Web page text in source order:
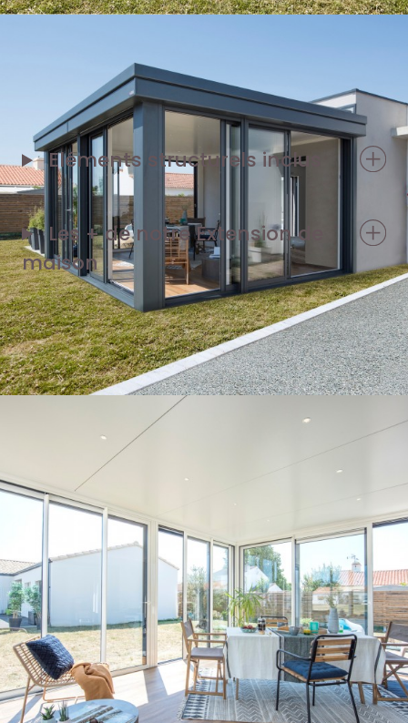
1 façade de 5,90 m
2 pignons de 3,80 m
Eléments structurels inclus
Les + de notreExtension de
maison
*Exemple de prix en € TTC livré et posé, correspondant
à une réalisation sur-mesure et selon caractéristiques
citées, sous réserve de l’accessibilité et du lieu de
pose.
Les plus Gustave Rideau
Conseil pour l’agencement de votre
espace
Aide aux démarches administratives
Livraison & pose
Garantie décennale
Aide au financement*
En savoir plus